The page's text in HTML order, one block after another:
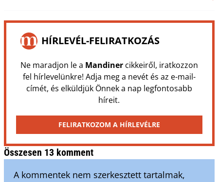
HÍRLEVÉL-FELIRATKOZÁS
Ne maradjon le a Mandinercikkeiről, iratkozzon
fel hírlevelünkre! Adja meg a nevét és az e-mail-
címét, és elküldjük Önnek a nap legfontosabb
híreit.
FELIRATKOZOM A HÍRLEVÉLRE
Összesen 13 komment
A kommentek nem szerkesztett tartalmak,